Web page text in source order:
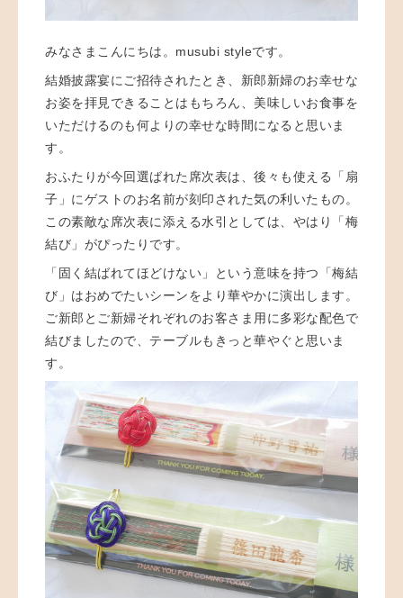
みなさまこんにちは。musubi styleです。
結婚披露宴にご招待されたとき、新郎新婦のお幸せな
お姿を拝見できることはもちろん、美味しいお食事を
いただけるのも何よりの幸せな時間になると思いま
す。
おふたりが今回選ばれた席次表は、後々も使える「扇
子」にゲストのお名前が刻印された気の利いたもの。
この素敵な席次表に添える水引としては、やはり「梅
結び」がぴったりです。
「固く結ばれてほどけない」という意味を持つ「梅結
び」はおめでたいシーンをより華やかに演出します。
ご新郎とご新婦それぞれのお客さま用に多彩な配色で
結びましたので、テーブルもきっと華やぐと思いま
す。